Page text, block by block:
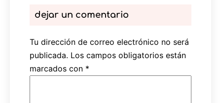
dejar un comentario
Tu dirección de correo electrónico no será
publicada. Los campos obligatorios están
marcados con *